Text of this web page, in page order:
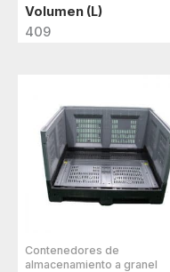
Volumen (L)
409
Contenedores de
almacenamiento a granel